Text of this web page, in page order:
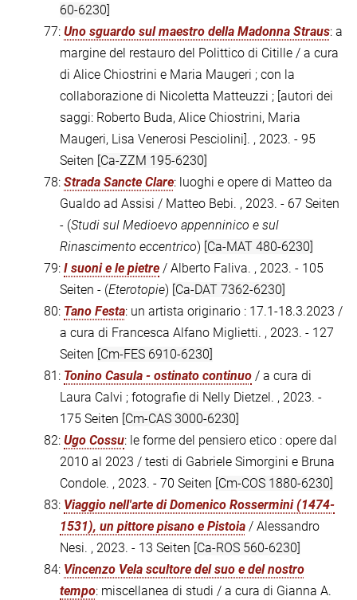
60-6230]
77: Uno sguardo sul maestro della Madonna Straus: a
margine del restauro del Polittico di Citille / a cura
di Alice Chiostrini e Maria Maugeri ; con la
collaborazione di Nicoletta Matteuzzi ; [autori dei
saggi: Roberto Buda, Alice Chiostrini, Maria
Maugeri, Lisa Venerosi Pesciolini]. , 2023. - 95
Seiten [Ca-ZZM 195-6230]
78: Strada Sancte Clare: luoghi e opere di Matteo da
Gualdo ad Assisi / Matteo Bebi. , 2023. - 67 Seiten
- (Studi sul Medioevo appenninico e sul
Rinascimento eccentrico) [Ca-MAT 480-6230]
79: I suoni e le pietre / Alberto Faliva. , 2023. - 105
Seiten - (Eterotopie) [Ca-DAT 7362-6230]
80: Tano Festa: un artista originario : 17.1-18.3.2023 /
a cura di Francesca Alfano Miglietti. , 2023. - 127
Seiten [Cm-FES 6910-6230]
81: Tonino Casula - ostinato continuo / a cura di
Laura Calvi ; fotografie di Nelly Dietzel. , 2023. -
175 Seiten [Cm-CAS 3000-6230]
82: Ugo Cossu: le forme del pensiero etico : opere dal
2010 al 2023 / testi di Gabriele Simorgini e Bruna
Condole. , 2023. - 70 Seiten [Cm-COS 1880-6230]
83: Viaggio nell'arte di Domenico Rossermini (1474-
1531), un pittore pisano e Pistoia / Alessandro
Nesi. , 2023. - 13 Seiten [Ca-ROS 560-6230]
84: Vincenzo Vela scultore del suo e del nostro
tempo: miscellanea di studi / a cura di Gianna A.